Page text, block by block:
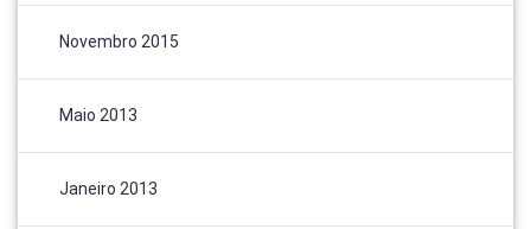
Novembro 2015
Maio 2013
Janeiro 2013